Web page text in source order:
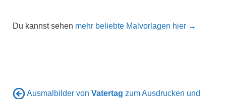
Du kannst sehen mehr beliebte Malvorlagen hier →
Ausmalbilder von Vatertag zum Ausdrucken und